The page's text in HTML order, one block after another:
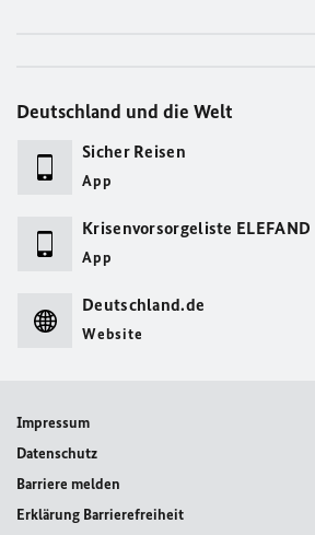
Deutschland und die Welt
Sicher Reisen
App
Krisenvorsorgeliste ELEFAND
App
Deutschland.de
Website
Impressum
Datenschutz
Barriere melden
Erklärung Barrierefreiheit